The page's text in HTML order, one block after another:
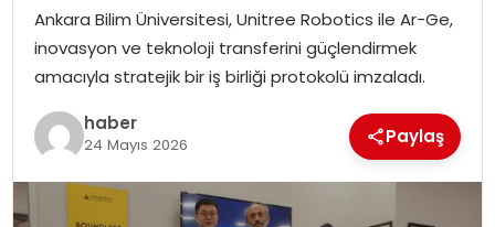
SPOR
EKONOMI
MAGAZIN
DÜNYA
Ankara Bilim Üniversitesi, Unitree Robotics ile Ar-Ge,
inovasyon ve teknoloji transferini güçlendirmek
amacıyla stratejik bir iş birliği protokolü imzaladı.
haber
24 Mayıs 2026 Paylaş